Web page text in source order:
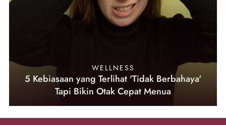
WELLNESS
5 Kebiasaan yang Terlihat 'Tidak Berbahaya'
Tapi Bikin Otak Cepat Menua